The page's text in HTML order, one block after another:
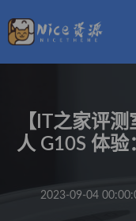
【IT之家评
人 G10S 体
2023-09-04